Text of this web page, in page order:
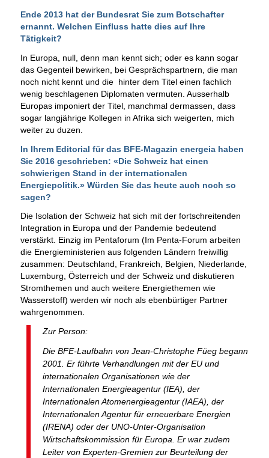
Ende 2013 hat der Bundesrat Sie zum Botschafter
ernannt. Welchen Einfluss hatte dies auf Ihre
Tätigkeit?
In Europa, null, denn man kennt sich; oder es kann sogar
das Gegenteil bewirken, bei Gesprächspartnern, die man
noch nicht kennt und die hinter dem Titel einen fachlich
wenig beschlagenen Diplomaten vermuten. Ausserhalb
Europas imponiert der Titel, manchmal dermassen, dass
sogar langjährige Kollegen in Afrika sich weigerten, mich
weiter zu duzen.
In Ihrem Editorial für das BFE-Magazin energeiahaben
Sie 2016 geschrieben: «Die Schweiz hat einen
schwierigen Stand in der internationalen
Energiepolitik.» Würden Sie das heute auch noch so
sagen?
Die Isolation der Schweiz hat sich mit der fortschreitenden
Integration in Europa und der Pandemie bedeutend
verstärkt. Einzig im Pentaforum (Im Penta-Forum arbeiten
die Energieministerien aus folgenden Ländern freiwillig
zusammen: Deutschland, Frankreich, Belgien, Niederlande,
Luxemburg, Österreich und der Schweiz und diskutieren
Stromthemen und auch weitere Energiethemen wie
Wasserstoff) werden wir noch als ebenbürtiger Partner
wahrgenommen.
Zur Person:
Die BFE-Laufbahn von Jean-Christophe Füeg begann
2001. Er führte Verhandlungen mit der EU und
internationalen Organisationen wie der
Internationalen Energieagentur (IEA), der
Internationalen Atomenergieagentur (IAEA), der
Internationalen Agentur für erneuerbare Energien
(IRENA) oder der UNO-Unter-Organisation
Wirtschaftskommission für Europa. Er war zudem
Leiter von Experten-Gremien zur Beurteilung der